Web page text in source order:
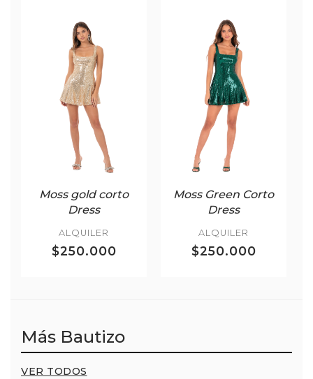
Moss gold corto
Dress
ALQUILER
$250.000
Moss Green Corto
Dress
ALQUILER
$250.000
Más Bautizo
VER TODOS